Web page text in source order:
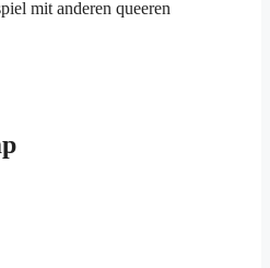
mit anderen queeren